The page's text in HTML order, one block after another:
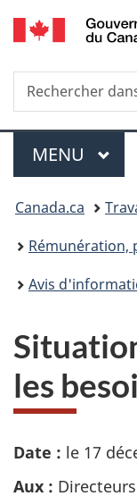
Rechercher
dans
Menu
MENU
Vous
êtes
ici :
Canada.ca
Rémunération,
Avis
les
Date : le 17
Aux :